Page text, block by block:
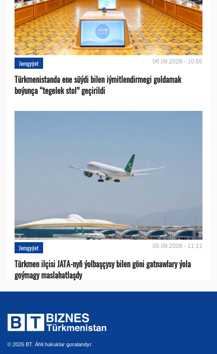
Jemgyýet 06.08.2026 - 10:55
Türkmenistanda ene süýdi bilen iýmitlendirmegi goldamak
boýunça “tegelek stol” geçirildi
Jemgyýet 05.08.2026 - 11:11
Türkmen ilçisi JATA-nyň ýolbaşçysy bilen göni gatnawlary ýola
goýmagy maslahatlaşdy
© 2026 BT. Ähli hukuklar goralandyr.